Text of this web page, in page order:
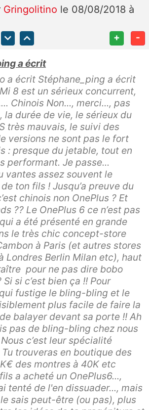
Gringolitino le 08/08/2018 à
+ -
a écrit
a écrit Stéphane_ping a écrit
8 est un sérieux concurrent,
Chinois Non..., merci..., pas
la durée de vie, le sérieux du
très mauvais, le suivi des
versions ne sont pas le fort
: presque du jetable, tout en
performant. Je passe...
vantes assez souvent le
ton fils ! Jusqu’a preuve du
chinois non OnePlus ? Et
?? Le OnePlus 6 ce n’est pas
a été présenté en grande
le très chic concept-store
à Paris (et autres stores
Londres Berlin Milan etc), haut
pour ne pas dire bobo
si c’est bien ça !! Pour
qui fustige le bling-bling et le
plus facile de faire la
balayer devant sa porte !! Ah
pas de bling-bling chez nous
c’est leur spécialité
trouveras en boutique des
des montres à 40K etc
a acheté un OnePlus6...,
tenté de l'en dissuader..., mais
sais peut-être (ou pas), plus